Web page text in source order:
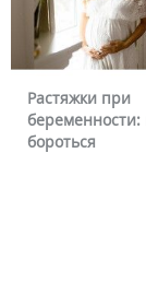
Растяжки при
беременности:
бороться